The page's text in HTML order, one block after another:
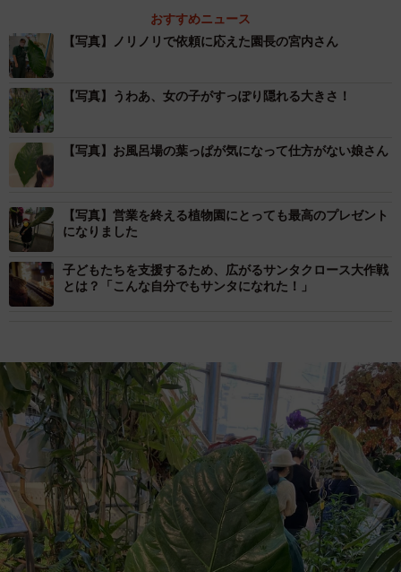
おすすめニュース
【写真】ノリノリで依頼に応えた園長の宮内さん
【写真】うわあ、女の子がすっぽり隠れる大きさ！
【写真】お風呂場の葉っぱが気になって仕方がない娘さん
【写真】営業を終える植物園にとっても最高のプレゼント
になりました
子どもたちを支援するため、広がるサンタクロース大作戦
とは？「こんな自分でもサンタになれた！」